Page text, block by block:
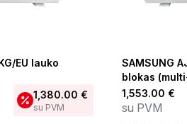
EU lauko
1,380.00 €
su PVM
SAMSUNG
blokas
1,553.00 €
su PVM